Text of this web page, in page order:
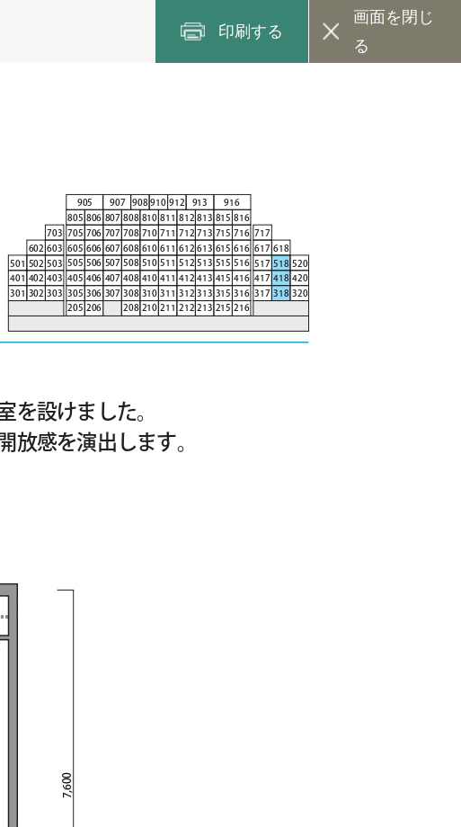
印刷する
画面を閉じ
る